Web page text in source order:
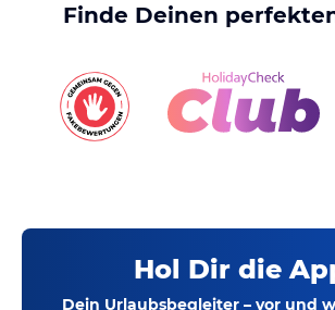
Finde Deinen
Hol Dir die
Dein Urlaubsbegleiter – vor und